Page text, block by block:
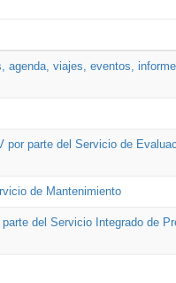
agenda, viajes, eventos,
parte del Servicio de
de Mantenimiento
del Servicio Integrado de